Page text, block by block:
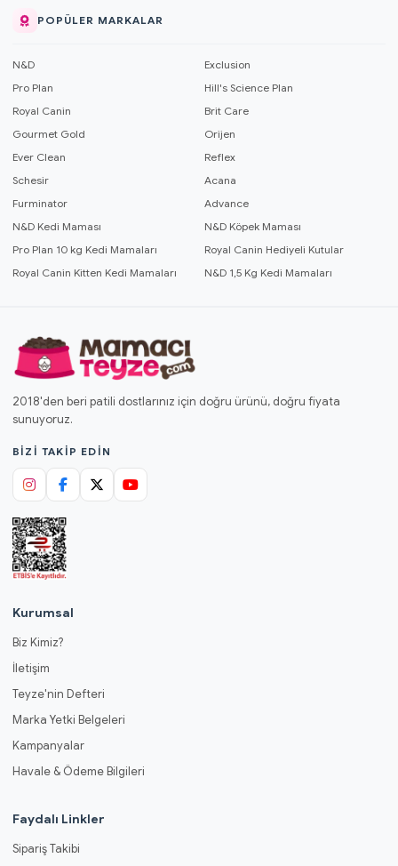
POPÜLER MARKALAR
N&D
Exclusion
Pro Plan
Hill's Science Plan
Royal Canin
Brit Care
Gourmet Gold
Orijen
Ever Clean
Reflex
Schesir
Acana
Furminator
Advance
N&D Kedi Maması
N&D Köpek Maması
Pro Plan 10 kg Kedi Mamaları
Royal Canin Hediyeli Kutular
Royal Canin Kitten Kedi Mamaları
N&D 1,5 Kg Kedi Mamaları
2018'den beri patili dostlarınız için doğru ürünü, doğru fiyata
sunuyoruz.
BIZI TAKIP EDIN
Kurumsal
Biz Kimiz?
İletişim
Teyze'nin Defteri
Marka Yetki Belgeleri
Kampanyalar
Havale & Ödeme Bilgileri
Faydalı Linkler
Sipariş Takibi